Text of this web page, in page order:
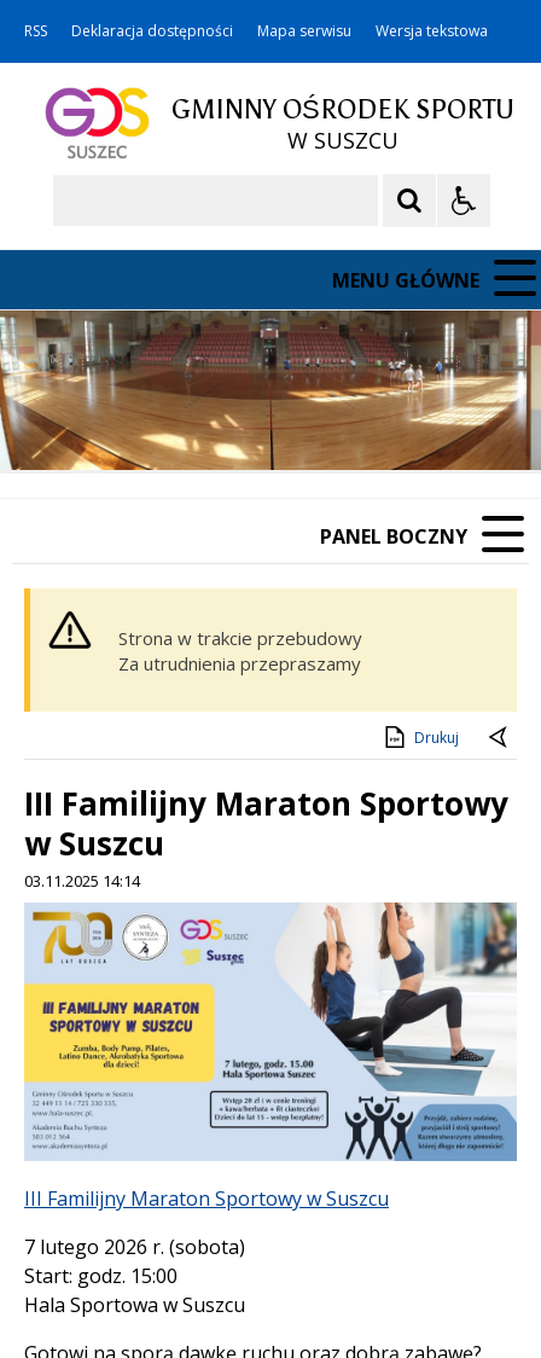
RSS Deklaracja dostępności Mapa serwisu Wersja tekstowa
GMINNY OŚRODEK SPORTU
W SUSZCU
MENU GŁÓWNE
PANEL BOCZNY
Strona w trakcie przebudowy
Za utrudnienia przepraszamy
Drukuj
III Familijny Maraton Sportowy
w Suszcu
03.11.2025 14:14
Treść
III Familijny Maraton Sportowy w Suszcu
7 lutego 2026 r. (sobota)
Start: godz. 15:00
Hala Sportowa w Suszcu